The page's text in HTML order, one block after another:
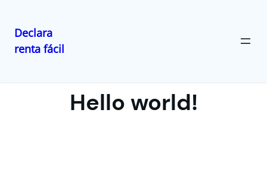
Saltar
Declara
renta fácil
Hello world!